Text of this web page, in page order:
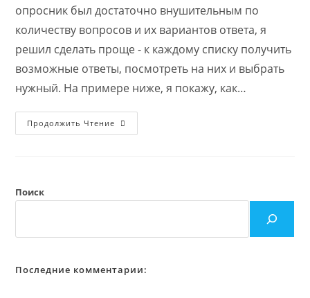
опросник был достаточно внушительным по
количеству вопросов и их вариантов ответа, я
решил сделать проще - к каждому списку получить
возможные ответы, посмотреть на них и выбрать
нужный. На примере ниже, я покажу, как…
Продолжить Чтение Как
Получить
Поиск
Последние комментарии: